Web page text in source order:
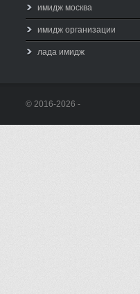
имидж москва
имидж организации
лада имидж
© 2016-2026 -